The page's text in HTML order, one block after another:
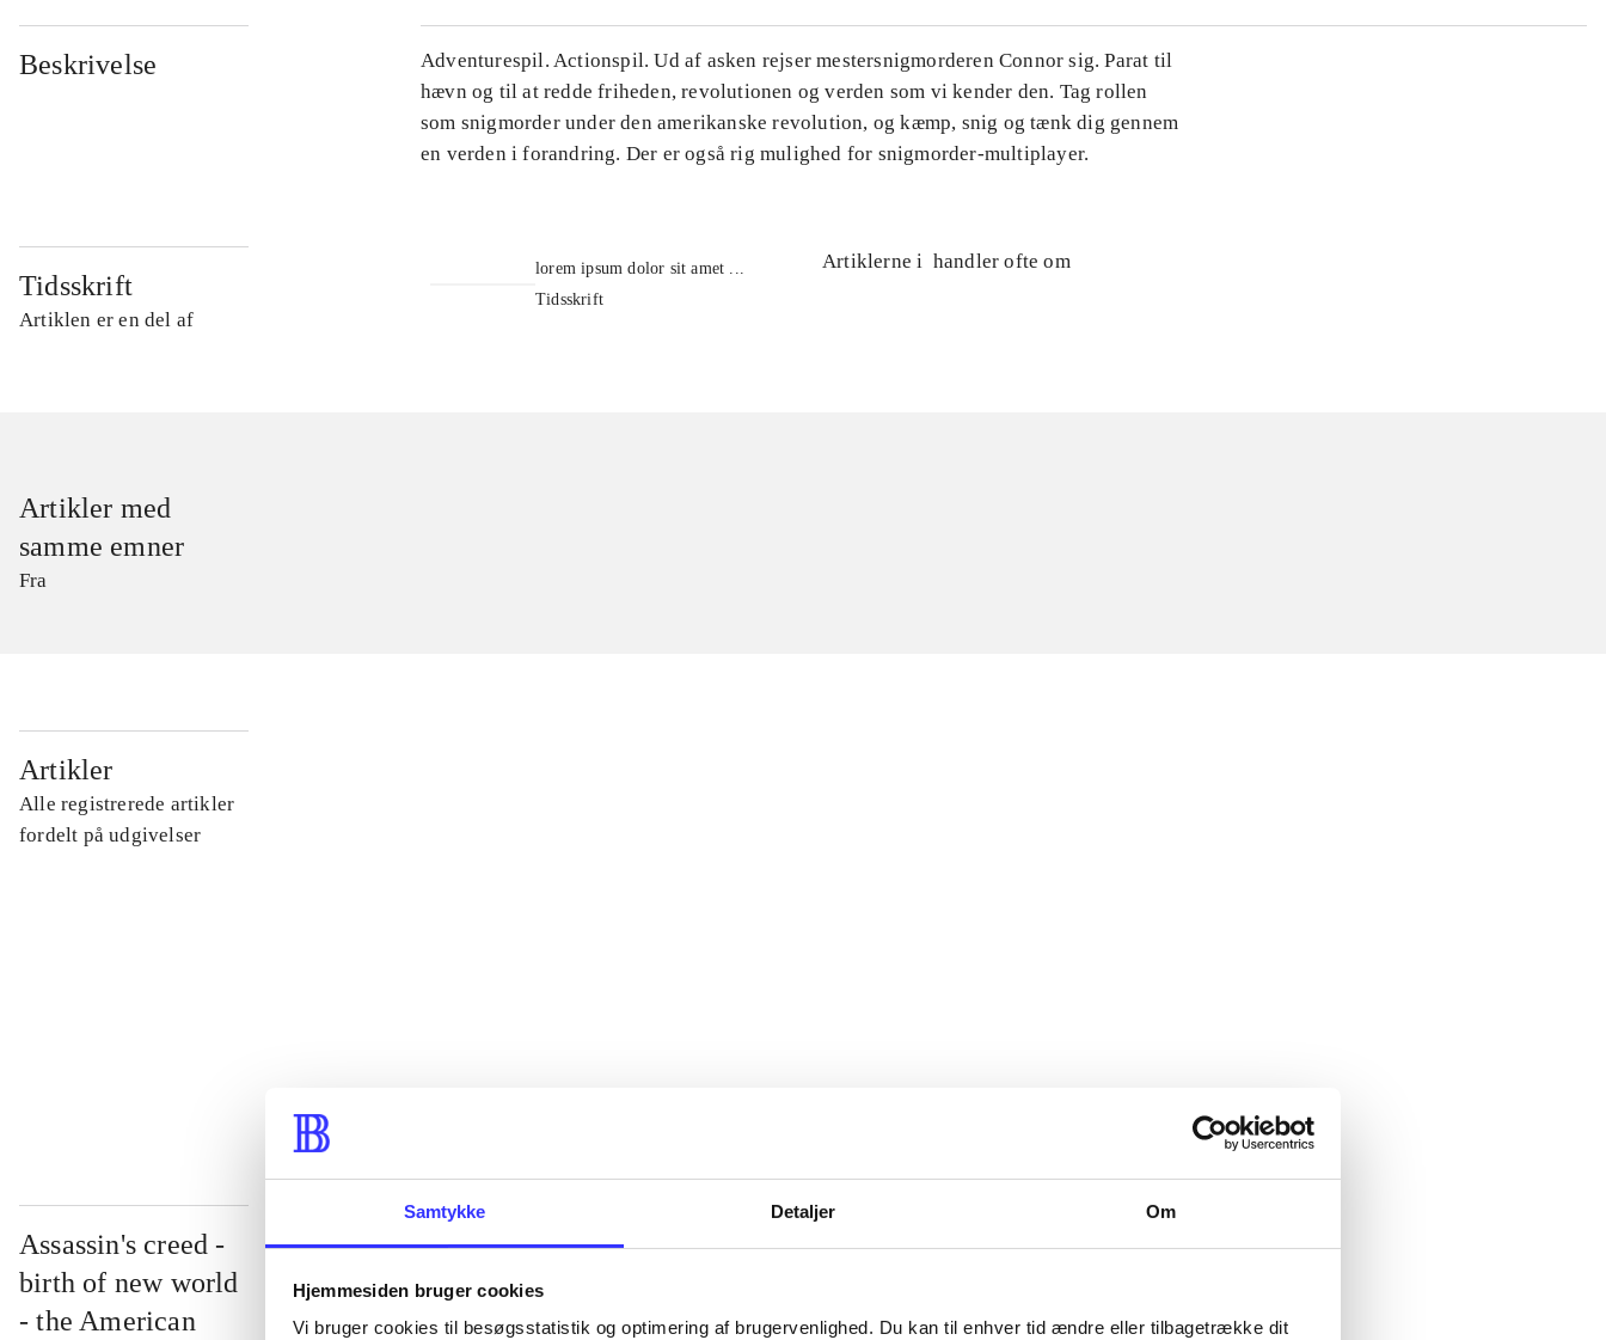
Samtykke Detaljer Om
Hjemmesiden bruger cookies
Vi bruger cookies til besøgsstatistik og optimering af brugervenlighed. Du kan til enhver tid ændre eller tilbagetrække dit
Beskrivelse
Adventurespil. Actionspil. Ud af asken rejser mestersnigmorderen Connor sig. Parat til
hævn og til at redde friheden, revolutionen og verden som vi kender den. Tag rollen
som snigmorder under den amerikanske revolution, og kæmp, snig og tænk dig gennem
en verden i forandring. Der er også rig mulighed for snigmorder-multiplayer.
Tidsskrift
Artiklen er en del af
lorem ipsum dolor sit amet ...
Tidsskrift
Artiklerne i handler ofte om
Artikler med
samme emner
Fra
Artikler
Alle registrerede artikler
fordelt på udgivelser
Assassin's creed -
birth of new world
- the American